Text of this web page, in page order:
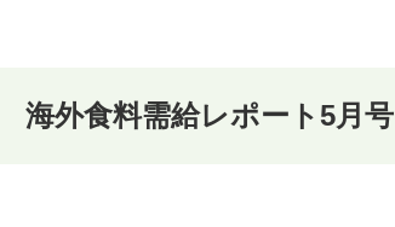
海外食料需給レポート5月号